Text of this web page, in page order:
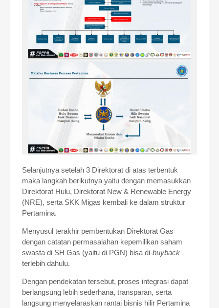
Selanjutnya setelah 3 Direktorat di atas terbentuk
maka langkah berikutnya yaitu dengan memasukkan
Direktorat Hulu, Direktorat New & Renewable Energy
(NRE), serta SKK Migas kembali ke dalam struktur
Pertamina.
Menyusul terakhir pembentukan Direktorat Gas
dengan catatan permasalahan kepemilikan saham
swasta di SH Gas (yaitu di PGN) bisa di-buyback
terlebih dahulu.
Dengan pendekatan tersebut, proses integrasi dapat
berlangsung lebih sederhana, transparan, serta
langsung menyelaraskan rantai bisnis hilir Pertamina